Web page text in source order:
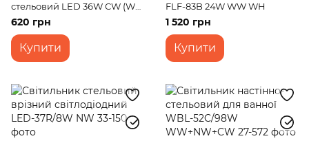
стельовий LED 36W CW (W-
640)
620 грн
Купити
FLF-83B 24W WW WH
1 520 грн
Купити